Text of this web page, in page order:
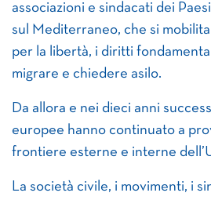
associazioni e sindacati dei
sul Mediterraneo, che si
per la libertà, i diritti
migrare e chiedere asilo.
Da allora e nei dieci anni
europee hanno continuato a
frontiere esterne e interne
La società civile, i movimenti, i